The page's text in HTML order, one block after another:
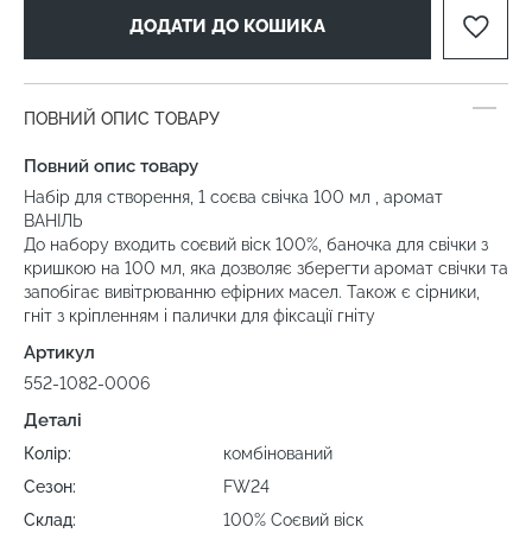
ДОДАТИ ДО КОШИКА
ПОВНИЙ ОПИС ТОВАРУ
Повний опис товару
Набір для створення, 1 соєва свічка 100 мл , аромат
ВАНІЛЬ
До набору входить соєвий віск 100%, баночка для свічки з
кришкою на 100 мл, яка дозволяє зберегти аромат свічки та
запобігає вивітрюванню ефірних масел. Також є сірники,
гніт з кріпленням і палички для фіксації гніту
Артикул
552-1082-0006
Деталі
Колір:
комбінований
Сезон:
FW24
Склад:
100% Соєвий віск